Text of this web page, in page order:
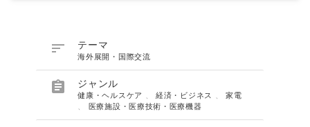
 テーマ
海外展開・国際交流
 ジャンル
健康・ヘルスケア 、経済・ビジネス 、家電
医療施設・医療技術・医療機器